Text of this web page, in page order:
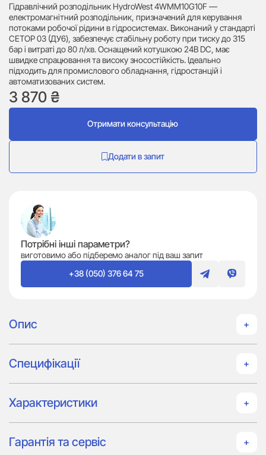
Гідравлічний розподільник HydroWest 4WMM10G10F —
електромагнітний розподільник, призначений для керування
потоками робочої рідини в гідросистемах. Виконаний у стандарті
CETOP 03 (ДУ6), забезпечує стабільну роботу при тиску до 315
бар і витраті до 80 л/хв. Оснащений котушкою 24В DC, має
швидке спрацювання та високу зносостійкість. Ідеально
підходить для промислового обладнання, гідростанцій і
автоматизованих систем.
3 870 ₴
Отримати консультацію
Додати в запит
Потрібні інші параметри?
виготовимо або підберемо аналог під ваш запит
+38 (050) 376 64 75
Опис
Специфікації
Характеристики
Гарантія та сервіс